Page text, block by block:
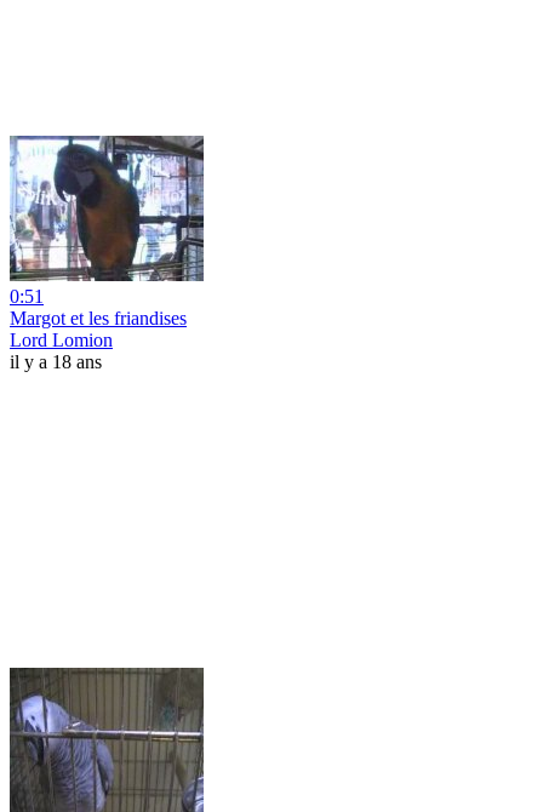
0:51
Margot et les friandises
Lord Lomion
il y a 18 ans